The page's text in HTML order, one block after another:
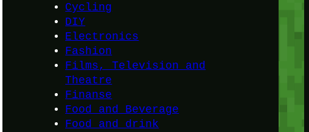
Cycling
DIY
Electronics
Fashion
Films, Television and
Theatre
Finanse
Food and Beverage
Food and drink